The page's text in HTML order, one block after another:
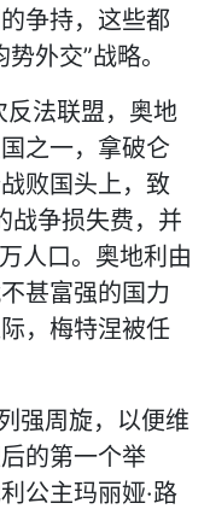
争持，这些都
外交”战略。
法联盟，奥地
之一，拿破仑
败国头上，致
战争损失费，并
人口。奥地利由
甚富强的国力
，梅特涅被任
强周旋，以便维
的第一个举
公主玛丽娅·路